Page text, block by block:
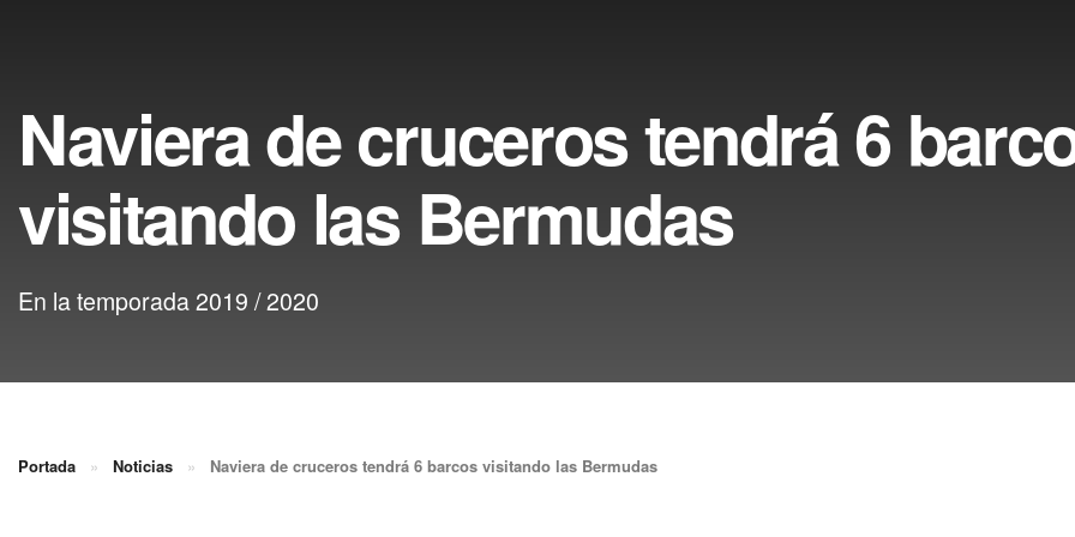
Naviera de cruceros tendrá 6
visitando las Bermudas
En la temporada 2019 / 2020
Portada » Noticias » Naviera de cruceros tendrá 6 barcos visitando las Bermudas